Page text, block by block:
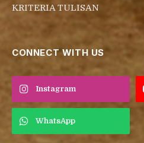
KRITERIA TULISAN
CONNECT WITH US
Instagram
WhatsApp